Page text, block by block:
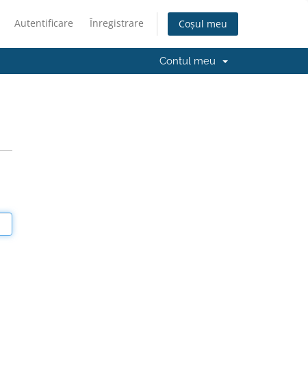
Autentificare Înregistrare Coșul meu
Contul meu